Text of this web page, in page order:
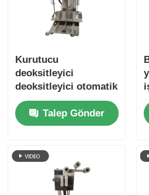
Kurutucu
deoksitleyici
deoksitleyici otomatik
torba yığma makinesi
yüksek verimlilik
maliyeti azaltmak
Talep Gönder